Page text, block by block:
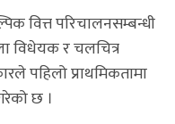
वित्त परिचालनसम्बन्धी
विधेयक र चलचित्र
पहिलो प्राथमिकतामा
छ ।